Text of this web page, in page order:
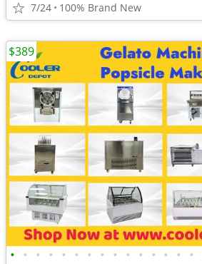
7/24 100% Brand New
• • • • • • • • • • • • • • •
$389